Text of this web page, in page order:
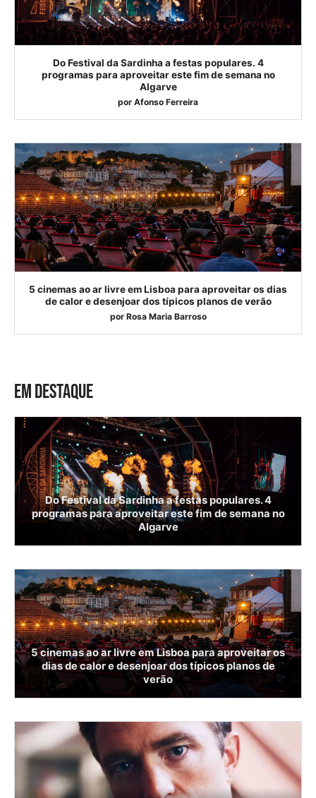
Do Festival da Sardinha a festas populares. 4
programas para aproveitar este fim de semana no
Algarve
por Afonso Ferreira
5 cinemas ao ar livre em Lisboa para aproveitar os dias
de calor e desenjoar dos típicos planos de verão
por Rosa Maria Barroso
EM DESTAQUE
Do Festival da Sardinha a festas populares. 4
programas para aproveitar este fim de semana no
Algarve
5 cinemas ao ar livre em Lisboa para aproveitar os
dias de calor e desenjoar dos típicos planos de
verão